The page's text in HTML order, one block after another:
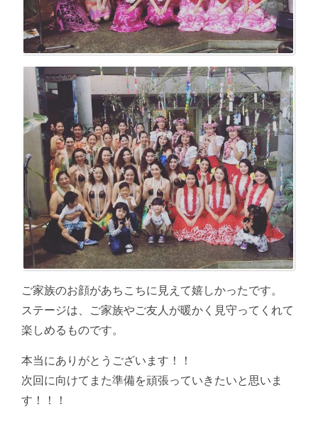
ご家族のお顔があちこちに見えて嬉しかったです。
ステージは、ご家族やご友人が暖かく見守ってくれて
楽しめるものです。
本当にありがとうございます！！
次回に向けてまた準備を頑張っていきたいと思いま
す！！！